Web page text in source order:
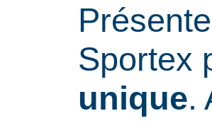
Sportex
unique.